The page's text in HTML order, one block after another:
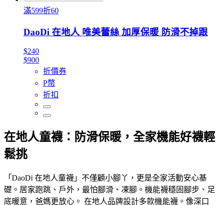
滿599折60
DaoDi 在地人 唯美蕾絲 加厚保暖 防滑不掉跟
$240
$900
折價券
P幣
折扣
在地人童襪：防滑保暖，全家機能好襪輕
鬆挑
「DaoDi 在地人童襪」不僅顧小腳丫，更是全家活動安心基
礎。居家跑跳、戶外，最怕腳滑、凍腳。機能襪穩固腳步、足
底暖意，爸媽更放心。 在地人品牌設計多款機能襪。像深口